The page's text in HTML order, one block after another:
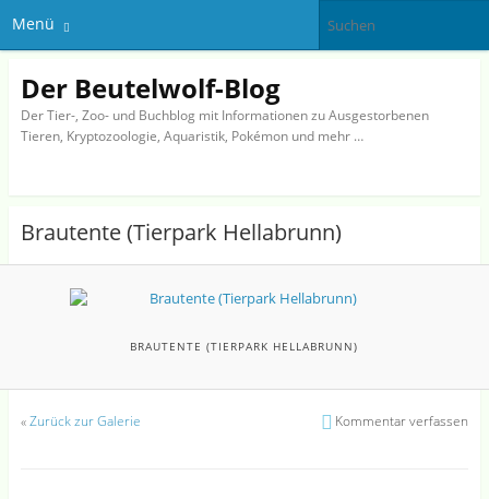
Menü
Der Beutelwolf-Blog
Der Tier-, Zoo- und Buchblog mit Informationen zu Ausgestorbenen
Tieren, Kryptozoologie, Aquaristik, Pokémon und mehr …
Brautente (Tierpark Hellabrunn)
BRAUTENTE (TIERPARK HELLABRUNN)
«Zurück zur Galerie Kommentar verfassen